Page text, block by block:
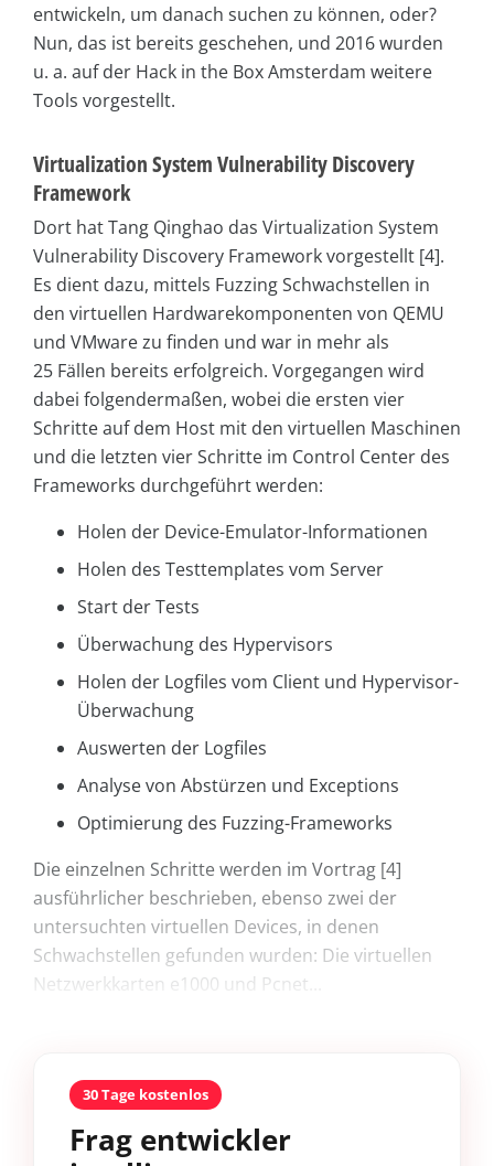
entwickeln, um danach suchen zu können, oder?
Nun, das ist bereits geschehen, und 2016 wurden
u. a. auf der Hack in the Box Amsterdam weitere
Tools vorgestellt.
Virtualization System Vulnerability Discovery
Framework
Dort hat Tang Qinghao das Virtualization System
Vulnerability Discovery Framework vorgestellt [4].
Es dient dazu, mittels Fuzzing Schwachstellen in
den virtuellen Hardwarekomponenten von QEMU
und VMware zu finden und war in mehr als
25 Fällen bereits erfolgreich. Vorgegangen wird
dabei folgendermaßen, wobei die ersten vier
Schritte auf dem Host mit den virtuellen Maschinen
und die letzten vier Schritte im Control Center des
Frameworks durchgeführt werden:
Holen der Device-Emulator-Informationen
Holen des Testtemplates vom Server
Start der Tests
Überwachung des Hypervisors
Holen der Logfiles vom Client und Hypervisor-
Überwachung
Auswerten der Logfiles
Analyse von Abstürzen und Exceptions
Optimierung des Fuzzing-Frameworks
Die einzelnen Schritte werden im Vortrag [4]
ausführlicher beschrieben, ebenso zwei der
untersuchten virtuellen Devices, in denen
Schwachstellen gefunden wurden: Die virtuellen
Netzwerkkarten e1000 und Pcnet...
30 Tage kostenlos
Frag entwickler